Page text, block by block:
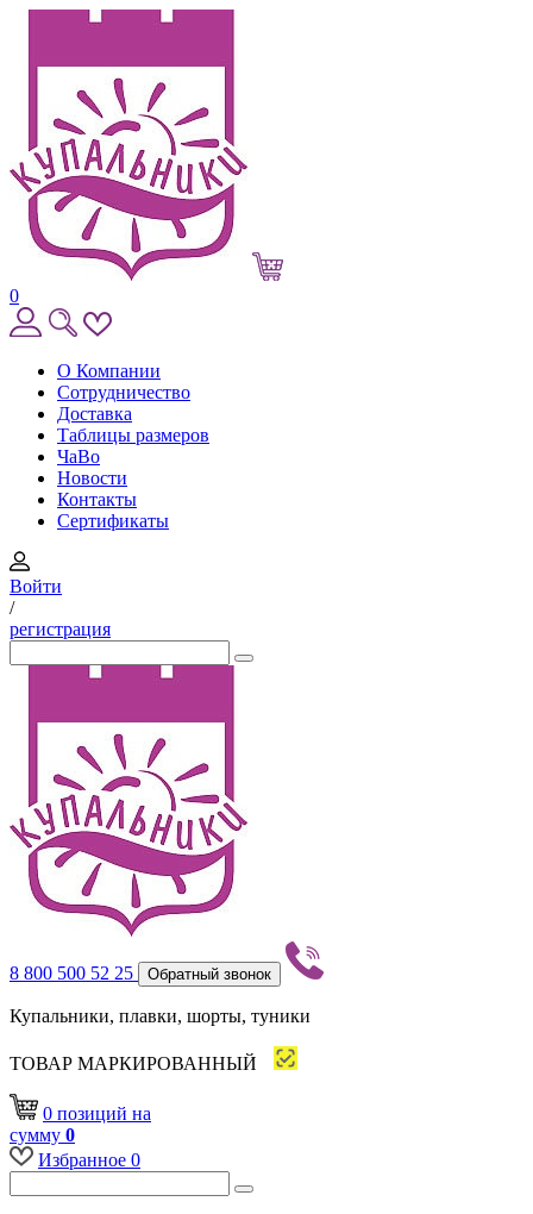
0
О Компании
Сотрудничество
Доставка
Таблицы размеров
ЧаВо
Новости
Контакты
Сертификаты
Войти
/
регистрация
8 800 500 52 25 Обратный звонок
Купальники, плавки, шорты, туники
ТОВАР МАРКИРОВАННЫЙ
0 позиций на
сумму 0
Избранное 0